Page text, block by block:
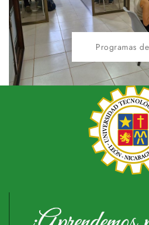
Programas